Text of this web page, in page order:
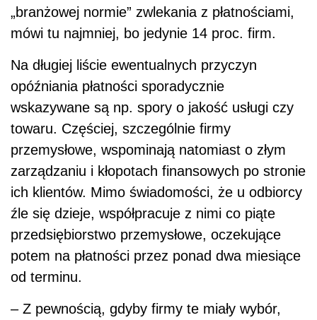
„branżowej normie” zwlekania z płatnościami,
mówi tu najmniej, bo jedynie 14 proc. firm.
Na długiej liście ewentualnych przyczyn
opóźniania płatności sporadycznie
wskazywane są np. spory o jakość usługi czy
towaru. Częściej, szczególnie firmy
przemysłowe, wspominają natomiast o złym
zarządzaniu i kłopotach finansowych po stronie
ich klientów. Mimo świadomości, że u odbiorcy
źle się dzieje, współpracuje z nimi co piąte
przedsiębiorstwo przemysłowe, oczekujące
potem na płatności przez ponad dwa miesiące
od terminu.
– Z pewnością, gdyby firmy te miały wybór,